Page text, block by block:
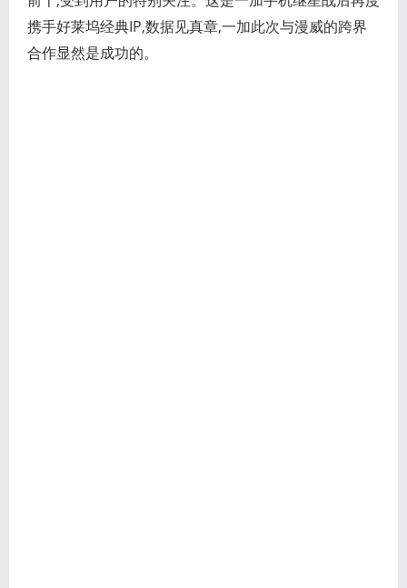
携手好莱坞经典IP,数据见真章,一加此次与漫威的跨界
合作显然是成功的。